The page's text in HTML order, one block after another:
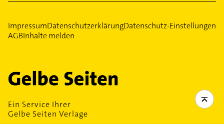
ImpressumDatenschutzerklärungDatenschutz-Einstellungen
AGBInhalte melden
Ein Service Ihrer
Gelbe Seiten Verlage